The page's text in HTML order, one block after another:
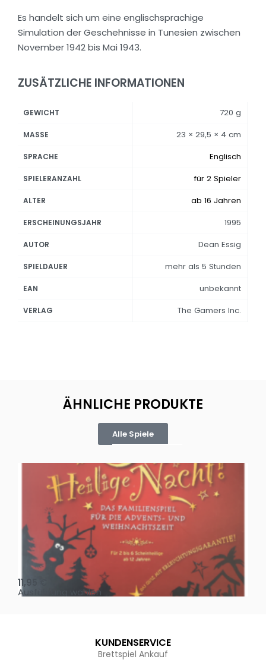
Es handelt sich um eine englischsprachige
Simulation der Geschehnisse in Tunesien zwischen
November 1942 bis Mai 1943.
ZUSÄTZLICHE INFORMATIONEN
GEWICHT 720 g
MASSE 23 × 29,5 × 4 cm
SPRACHE Englisch
SPIELERANZAHL für 2 Spieler
ALTER ab 16 Jahren
ERSCHEINUNGSJAHR 1995
AUTOR Dean Essig
SPIELDAUER mehr als 5 Stunden
EAN unbekannt
VERLAG The Gamers Inc.
ÄHNLICHE PRODUKTE
Alle Spiele
Oh, heilige Nacht!
11,95
Ausführung wählen
KUNDENSERVICE
Brettspiel Ankauf